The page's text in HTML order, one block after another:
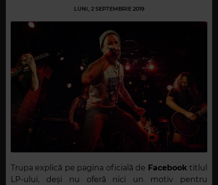
LUNI, 2 SEPTEMBRIE 2019
Trupa explică pe pagina oficială de Facebook titlul
LP-ului, deși nu oferă nici un motiv pentru